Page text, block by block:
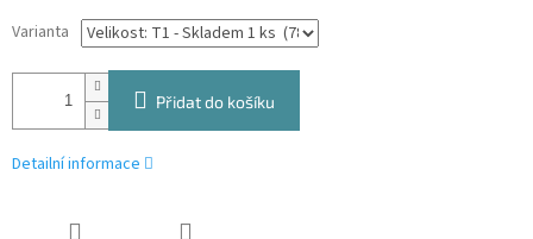
Varianta
Přidat do košíku
Detailní informace